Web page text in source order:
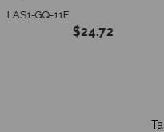
LAS1-GQ-11E
$24.72